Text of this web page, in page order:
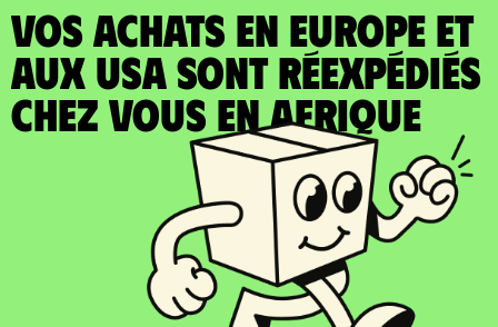
VOS ACHATS EN EUROPE ET
AUX USA SONT RÉEXPÉDIÉS
chez vous en Afrique